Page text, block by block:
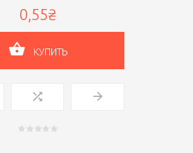
0,55₴
КУПИТЬ